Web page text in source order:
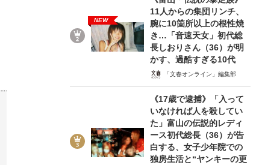
NEW
11人からの集団リンチ、
腕に10箇所以上の根性焼
き…「音速天女」初代総
長しおりさん（36）が明
かす、過酷すぎる10代
「文春オンライン」編集部
《17歳で逮捕》「入って
いなければ人を殺してい
た」富山の伝説的レディ
ース初代総長（36）が告
白する、女子少年院での
独房生活と“ヤンキーの更